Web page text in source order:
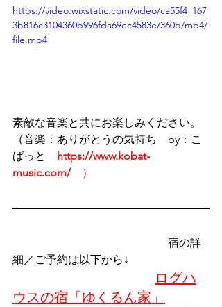
https://video.wixstatic.com/video/ca55f4_167
3b816c3104360b996fda69ec4583e/360p/mp4/
file.mp4
素敵な音楽と共にお楽しみください。
（音楽：ありがとうの気持ち　by：こ
ばっと https://www.kobat-
music.com/
）
宿の詳
細／ご予約は以下から↓
ログハ
ウスの宿「ゆくるん家」